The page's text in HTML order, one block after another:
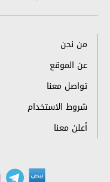
من نحن
عن الموقع
تواصل معنا
شروط الاستخدام
أعلن معنا